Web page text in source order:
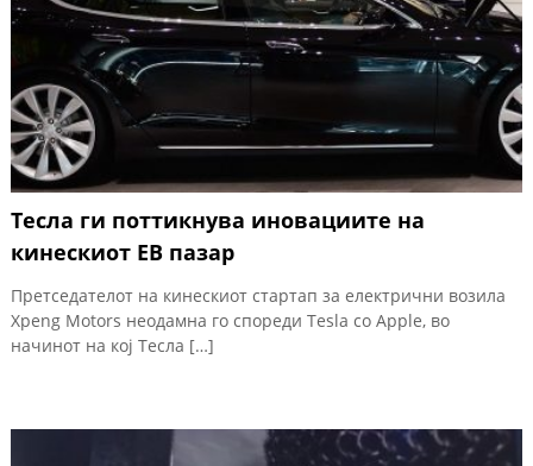
Тесла ги поттикнува иновациите на
кинескиот ЕВ пазар
Претседателот на кинескиот стартап за електрични возила
Xpeng Motors неодамна го спореди Tesla со Apple, во
начинот на кој Тесла […]